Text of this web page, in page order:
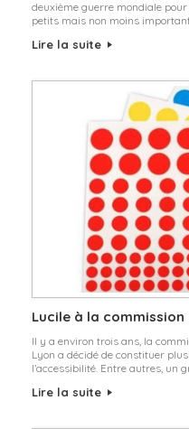
deuxième guerre mondiale
petits mais non moins
Lire la suite
Lucile à la
Il y a environ trois ans, la
Lyon a décidé de constituer
l’accessibilité. Entre autres, un
Lire la suite